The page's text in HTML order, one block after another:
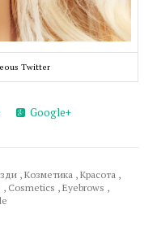
Twitter
Google+
,Козметика ,Красота ,
, Cosmetics ,Eyebrows ,